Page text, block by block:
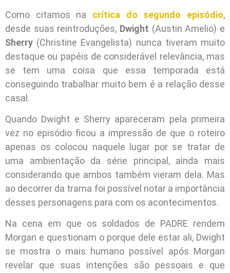
Como citamos na crítica do segundo episódio,
desde suas reintroduções, Dwight (Austin Amelio) e
Sherry (Christine Evangelista) nunca tiveram muito
destaque ou papéis de considerável relevância, mas
se tem uma coisa que essa temporada está
conseguindo trabalhar muito bem é a relação desse
casal.
Quando Dwight e Sherry apareceram pela primeira
vez no episódio ficou a impressão de que o roteiro
apenas os colocou naquele lugar por se tratar de
uma ambientação da série principal, ainda mais
considerando que ambos também vieram dela. Mas
ao decorrer da trama foi possível notar a importância
desses personagens para com os acontecimentos.
Na cena em que os soldados de PADRE rendem
Morgan e questionam o porque dele estar ali, Dwight
se mostra o mais humano possível após Morgan
revelar que suas intenções são pessoais e que